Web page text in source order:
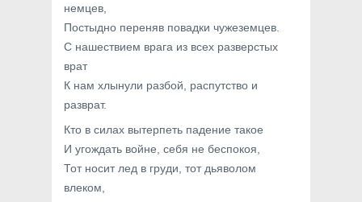
немцев,
Постыдно переняв повадки чужеземцев.
С нашествием врага из всех разверстых
врат
К нам хлынули разбой, распутство и
разврат.
Кто в силах вытерпеть падение такое
И угождать войне, себя не беспокоя,
Тот носит лед в груди, тот дьяволом
влеком,